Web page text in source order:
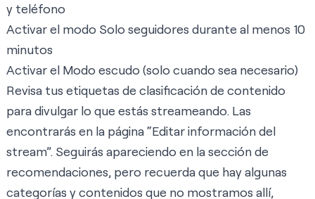
y teléfono
Activar el modo Solo seguidores durante al menos 10
minutos
Activar el Modo escudo (solo cuando sea necesario)
Revisa tus etiquetas de clasificación de contenido
para divulgar lo que estás streameando. Las
encontrarás en la página “Editar información del
stream”. Seguirás apareciendo en la sección de
recomendaciones, pero recuerda que hay algunas
categorías y contenidos que no mostramos allí,